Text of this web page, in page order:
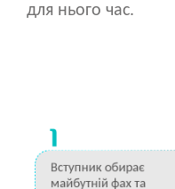
для нього час.